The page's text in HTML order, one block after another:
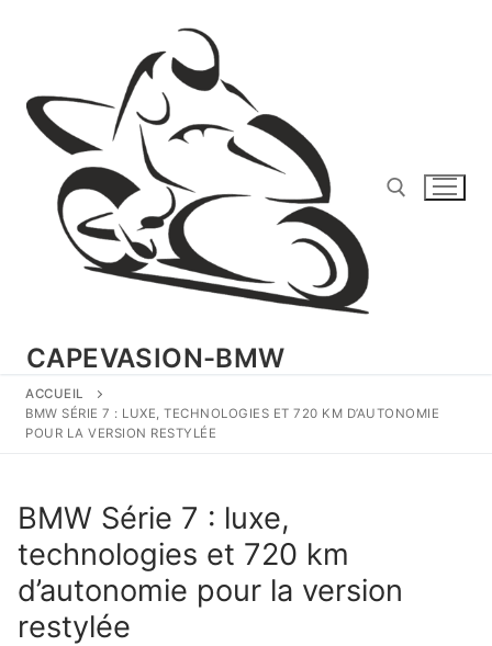
CAPEVASION-BMW
ACCUEIL
BMW SÉRIE 7 : LUXE, TECHNOLOGIES ET 720 KM D’AUTONOMIE
POUR LA VERSION RESTYLÉE
BMW Série 7 : luxe,
technologies et 720 km
d’autonomie pour la version
restylée